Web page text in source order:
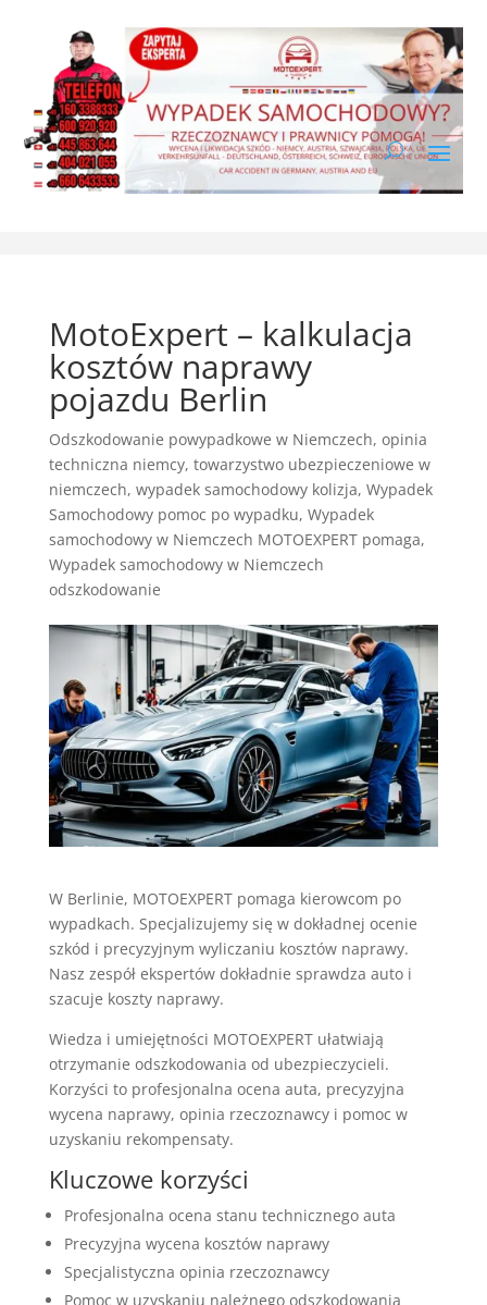
MotoExpert – kalkulacja
kosztów naprawy
pojazdu Berlin
Odszkodowanie powypadkowe w Niemczech, opinia
techniczna niemcy, towarzystwo ubezpieczeniowe w
niemczech, wypadek samochodowy kolizja, Wypadek
Samochodowy pomoc po wypadku, Wypadek
samochodowy w Niemczech MOTOEXPERT pomaga,
Wypadek samochodowy w Niemczech
odszkodowanie
W Berlinie, MOTOEXPERT pomaga kierowcom po
wypadkach. Specjalizujemy się w dokładnej ocenie
szkód i precyzyjnym wyliczaniu kosztów naprawy.
Nasz zespół ekspertów dokładnie sprawdza auto i
szacuje koszty naprawy.
Wiedza i umiejętności MOTOEXPERT ułatwiają
otrzymanie odszkodowania od ubezpieczycieli.
Korzyści to profesjonalna ocena auta, precyzyjna
wycena naprawy, opinia rzeczoznawcy i pomoc w
uzyskaniu rekompensaty.
Kluczowe korzyści
Profesjonalna ocena stanu technicznego auta
Precyzyjna wycena kosztów naprawy
Specjalistyczna opinia rzeczoznawcy
Pomoc w uzyskaniu należnego odszkodowania